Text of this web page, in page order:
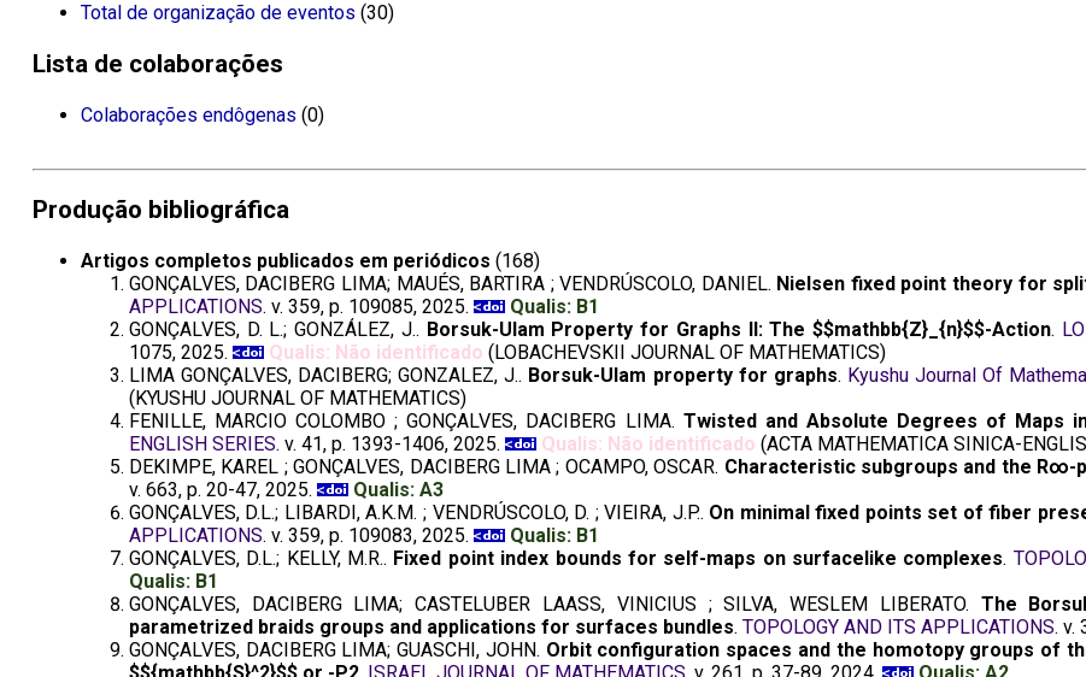
Total de organização de eventos (30)
Lista de colaborações
Colaborações endôgenas (0)
Produção bibliográfica
Artigos completos publicados em periódicos (168)
GONÇALVES, DACIBERG LIMA; MAUÉS, BARTIRA ; VENDRÚSCOLO, DANIEL. Nielsen fixed point theory for
APPLICATIONS. v. 359, p. 109085, 2025.
Qualis: B1
GONÇALVES, D. L.; GONZÁLEZ, J.. Borsuk-Ulam Property for Graphs II: The $$mathbb{Z}_{n}$$-Action.
1075, 2025.
Qualis: Não identificado (LOBACHEVSKII JOURNAL OF MATHEMATICS)
LIMA GONÇALVES, DACIBERG; GONZALEZ, J.. Borsuk-Ulam property for graphs. Kyushu Journal Of
(KYUSHU JOURNAL OF MATHEMATICS)
FENILLE, MARCIO COLOMBO ; GONÇALVES, DACIBERG LIMA. Twisted and Absolute Degrees of Maps
ENGLISH SERIES. v. 41, p. 1393-1406, 2025. Qualis: Não identificado (ACTA MATHEMATICA SINICA-
DEKIMPE, KAREL ; GONÇALVES, DACIBERG LIMA ; OCAMPO, OSCAR. Characteristic subgroups and the
v. 663, p. 20-47, 2025.
Qualis: A3
GONÇALVES, D.L.; LIBARDI, A.K.M. ; VENDRÚSCOLO, D. ; VIEIRA, J.P.. On minimal fixed points set of fiber
APPLICATIONS. v. 359, p. 109083, 2025.
Qualis: B1
GONÇALVES, D.L.; KELLY, M.R.. Fixed point index bounds for self-maps on surfacelike complexes.
Qualis: B1
GONÇALVES, DACIBERG LIMA; CASTELUBER LAASS, VINICIUS ; SILVA, WESLEM LIBERATO. The
parametrized braids groups and applications for surfaces bundles. TOPOLOGY AND ITS APPLICATIONS. v.
GONÇALVES, DACIBERG LIMA; GUASCHI, JOHN. Orbit configuration spaces and the homotopy groups of